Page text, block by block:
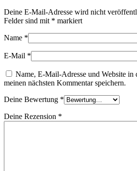
Deine E-Mail-Adresse wird nicht
Felder sind mit * markiert
Name *
E-Mail *
Name, E-Mail-Adresse und Website in
meinen nächsten Kommentar speichern.
Deine Bewertung *
Deine Rezension *